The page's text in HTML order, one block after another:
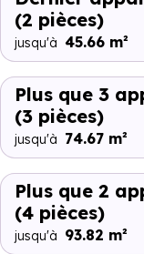
(2 pièces)
jusqu'à 45.66 m²
Plus que 3
(3 pièces)
jusqu'à 74.67 m²
Plus que 2
(4 pièces)
jusqu'à 93.82 m²